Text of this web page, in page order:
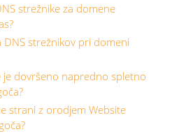
strežnike za domene
DNS strežnikov pri domeni
je dovršeno napredno spletno
strani z orodjem Website